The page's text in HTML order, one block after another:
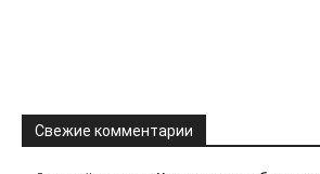
Свежие комментарии